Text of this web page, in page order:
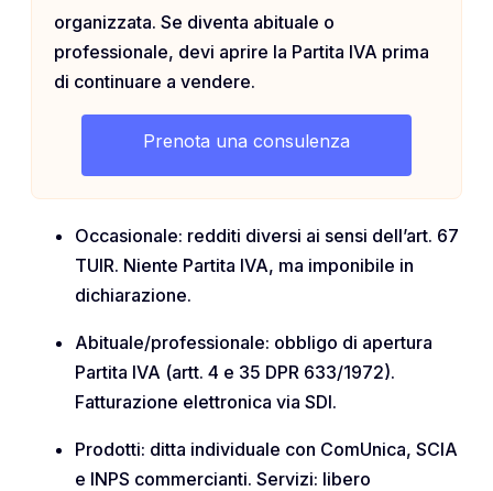
organizzata. Se diventa abituale o
professionale, devi aprire la Partita IVA prima
di continuare a vendere.
Prenota una consulenza
Occasionale: redditi diversi ai sensi dell’art. 67
TUIR. Niente Partita IVA, ma imponibile in
dichiarazione.
Abituale/professionale: obbligo di apertura
Partita IVA (artt. 4 e 35 DPR 633/1972).
Fatturazione elettronica via SDI.
Prodotti: ditta individuale con ComUnica, SCIA
e INPS commercianti. Servizi: libero